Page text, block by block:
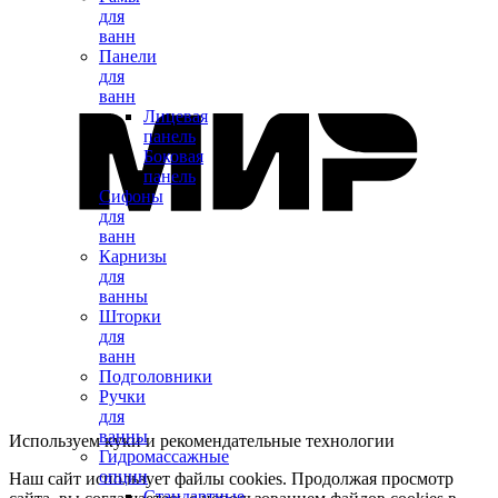
для
ванн
Панели
для
ванн
Лицевая
панель
Боковая
панель
Сифоны
для
ванн
Карнизы
для
ванны
Шторки
для
ванн
Подголовники
Ручки
для
ванны
Гидромассажные
опции
Используем куки и рекомендательные технологии
Наш сайт использует файлы cookies. Продолжая просмотр